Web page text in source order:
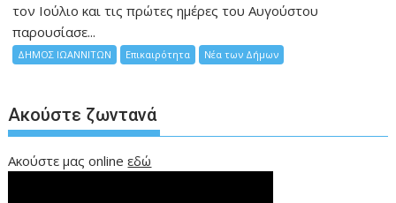
τον Ιούλιο και τις πρώτες ημέρες του Αυγούστου
παρουσίασε...
ΔΗΜΟΣ ΙΩΑΝΝΙΤΩΝ Επικαιρότητα Νέα των Δήμων
Ακούστε ζωντανά
Ακούστε μας onlineεδώ